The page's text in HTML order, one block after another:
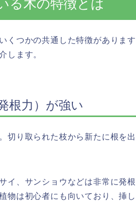
る木の特徴とは
くつかの共通した特徴がありま
します。
根力）が強い
切り取られた枝から新たに根を
イ、サンショウなどは非常に発
物は初心者にも向いており、挿